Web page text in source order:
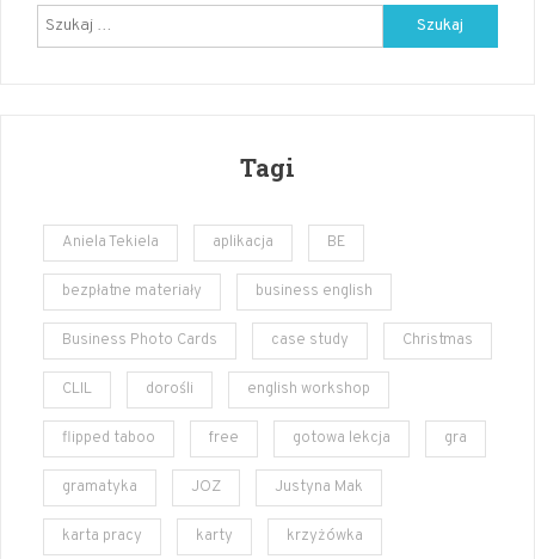
Szukaj:
Tagi
Aniela Tekiela aplikacja BE
bezpłatne materiały business english
Business Photo Cards case study Christmas
CLIL dorośli english workshop
flipped taboo free gotowa lekcja gra
gramatyka JOZ Justyna Mak
karta pracy karty krzyżówka